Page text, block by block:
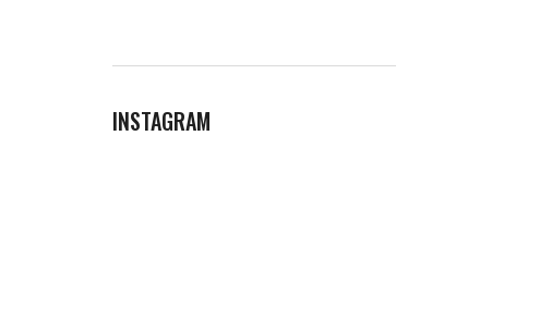
INSTAGRAM